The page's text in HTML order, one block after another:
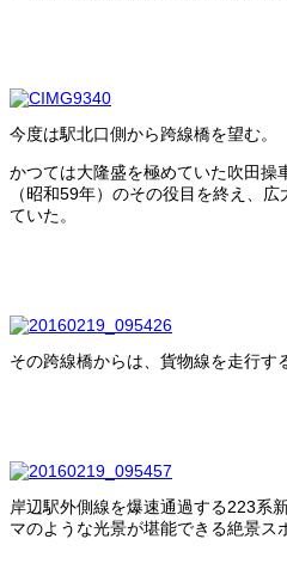
今度は駅北口側から跨線橋を望む。
かつては大隆盛を極めていた吹田操
（昭和59年）のその役目を終え、
ていた。
その跨線橋からは、貨物線を走行す
岸辺駅外側線を爆速通過する223系
マのような光景が堪能できる絶景ス